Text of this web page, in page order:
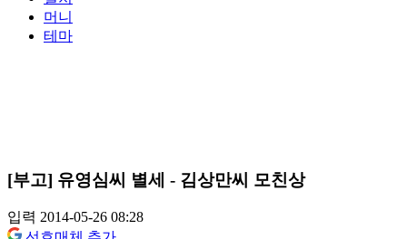
머니
테마
[부고] 유영심씨 별세 - 김상만씨 모친상
입력 2014-05-26 08:28